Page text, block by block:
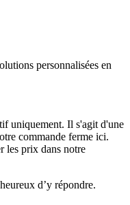
personnalisées en
uniquement. Il s'agit d'une
commande ferme ici.
les prix dans notre
d’y répondre.